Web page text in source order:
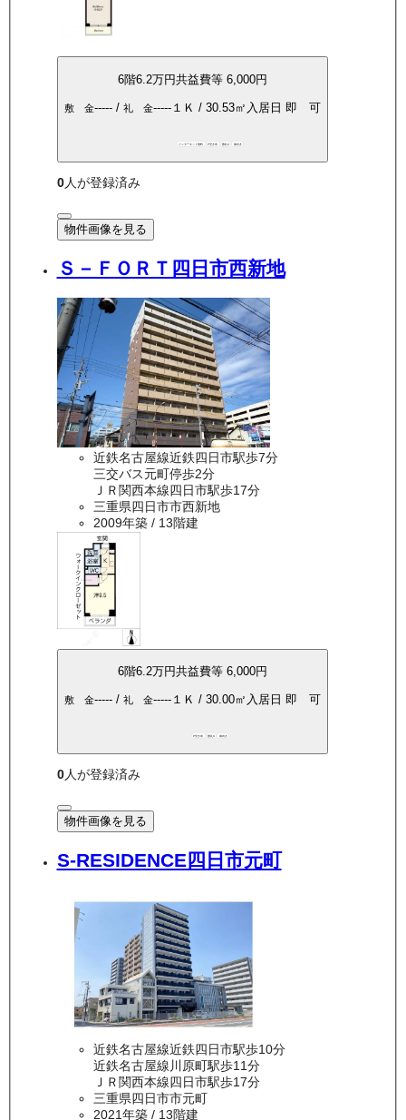
6階6.2万円共益費等 6,000円
敷 金-----/ 礼 金-----１Ｋ / 30.53㎡ 入居日 即 可
インターネット無料 P空き有 敷礼0 南向き
0人が登録済み
物件画像を見る
Ｓ－ＦＯＲＴ四日市西新地
近鉄名古屋線近鉄四日市駅歩7分
三交バス元町停歩2分
ＪＲ関西本線四日市駅歩17分
三重県四日市市西新地
2009年築/ 13階建
6階6.2万円共益費等 6,000円
敷 金-----/ 礼 金-----１Ｋ / 30.00㎡ 入居日 即 可
P空き有 敷礼0 南向き
0人が登録済み
物件画像を見る
S-RESIDENCE四日市元町
近鉄名古屋線近鉄四日市駅歩10分
近鉄名古屋線川原町駅歩11分
ＪＲ関西本線四日市駅歩17分
三重県四日市市元町
2021年築/ 13階建